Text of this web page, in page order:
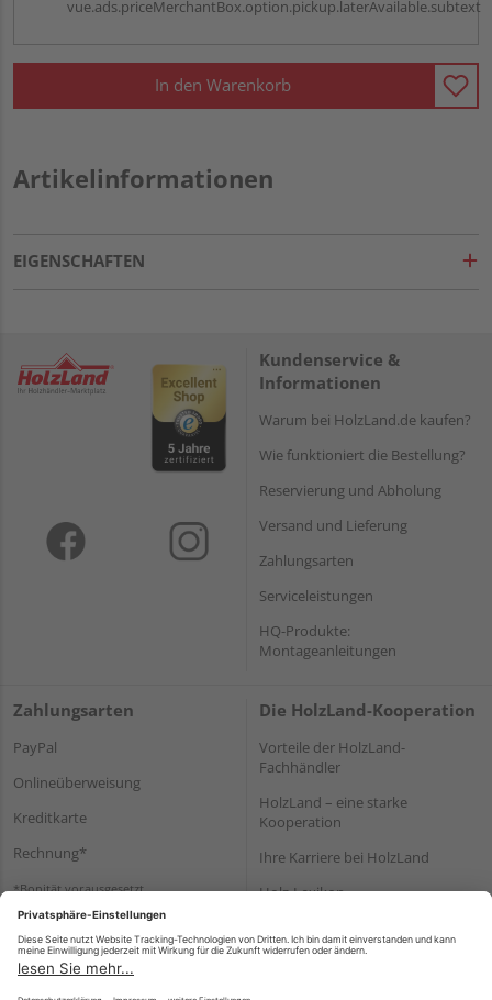
vue.ads.priceMerchantBox.option.pickup.laterAvailable.subtext
In den Warenkorb
Artikelinformationen
EIGENSCHAFTEN
Kundenservice &
Informationen
Warum bei HolzLand.de kaufen?
Wie funktioniert die Bestellung?
Reservierung und Abholung
Versand und Lieferung
Zahlungsarten
Serviceleistungen
HQ-Produkte:
Montageanleitungen
Zahlungsarten
PayPal
Onlineüberweisung
Kreditkarte
Rechnung*
*Bonität vorausgesetzt
Die HolzLand-Kooperation
Vorteile der HolzLand-
Fachhändler
HolzLand – eine starke
Kooperation
Ihre Karriere bei HolzLand
Holz-Lexikon